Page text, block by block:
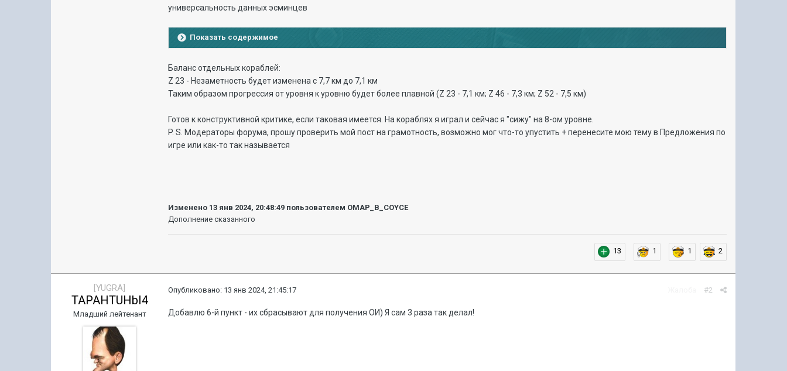
универсальность данных эсминцев
Показать содержимое
Баланс отдельных кораблей:
Z 23 - Незаметность будет изменена с 7,7 км до 7,1 км
Таким образом прогрессия от уровня к уровню будет более плавной (Z 23 - 7,1 км; Z 46 - 7,3 км; Z 52 - 7,5 км)
Готов к конструктивной критике, если таковая имеется. На кораблях я играл и сейчас я "сижу" на 8-ом уровне.
P. S. Модераторы форума, прошу проверить мой пост на грамотность, возможно мог что-то упустить + перенесите мою тему в Предложения по
игре или как-то так называется
Изменено 13 янв 2024, 20:48:49 пользователем OMAP_B_COYCE
Дополнение сказанного
13 1 1 2
[YUGRA]
TAPAHTUHbI4
Младший лейтенант
#2
Опубликовано: 13 янв 2024, 21:45:17
Добавлю 6-й пункт - их сбрасывают для получения ОИ) Я сам 3 раза так делал!